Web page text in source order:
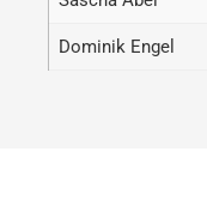
Dominik Engel